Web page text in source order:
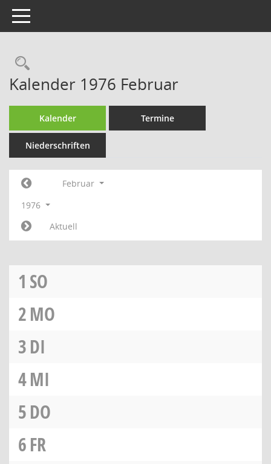
Toggle navigation
Rechercheauswahl
Kalender 1976 Februar
Kalender Termine
Niederschriften
Februar
1976
Aktuell
1 SO
2MO
3DI
4MI
5DO
6FR